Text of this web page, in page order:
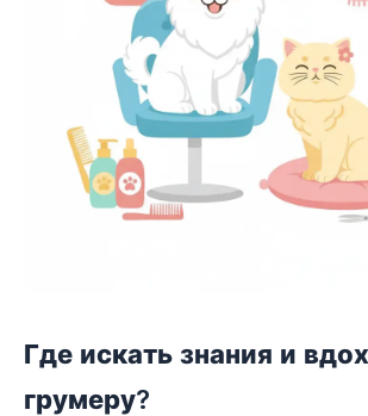
Где искать знания и
грумеру?